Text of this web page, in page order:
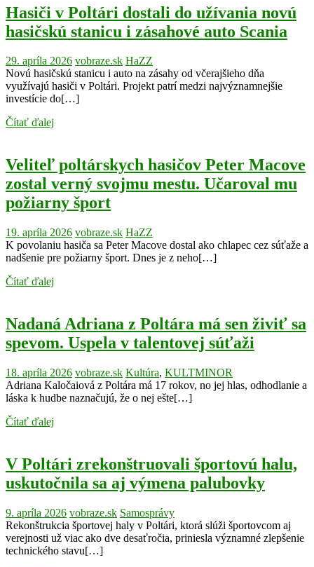
Hasiči v Poltári dostali do užívania novú
hasičskú stanicu i zásahové auto Scania
29. apríla 2026 vobraze.sk HaZZ
Novú hasičskú stanicu i auto na zásahy od včerajšieho dňa
využívajú hasiči v Poltári. Projekt patrí medzi najvýznamnejšie
investície do[…]
Čítať ďalej
Veliteľ poltárskych hasičov Peter Macove
zostal verný svojmu mestu. Učaroval mu
požiarny šport
19. apríla 2026 vobraze.sk HaZZ
K povolaniu hasiča sa Peter Macove dostal ako chlapec cez súťaže a
nadšenie pre požiarny šport. Dnes je z neho[…]
Čítať ďalej
Nadaná Adriana z Poltára má sen živiť sa
spevom. Uspela v talentovej súťaži
18. apríla 2026 vobraze.sk Kultúra, KULTMINOR
Adriana Kaločaiová z Poltára má 17 rokov, no jej hlas, odhodlanie a
láska k hudbe naznačujú, že o nej ešte[…]
Čítať ďalej
V Poltári zrekonštruovali športovú halu,
uskutočnila sa aj výmena palubovky
9. apríla 2026 vobraze.sk Samosprávy
Rekonštrukcia športovej haly v Poltári, ktorá slúži športovcom aj
verejnosti už viac ako dve desaťročia, priniesla významné zlepšenie
technického stavu[…]